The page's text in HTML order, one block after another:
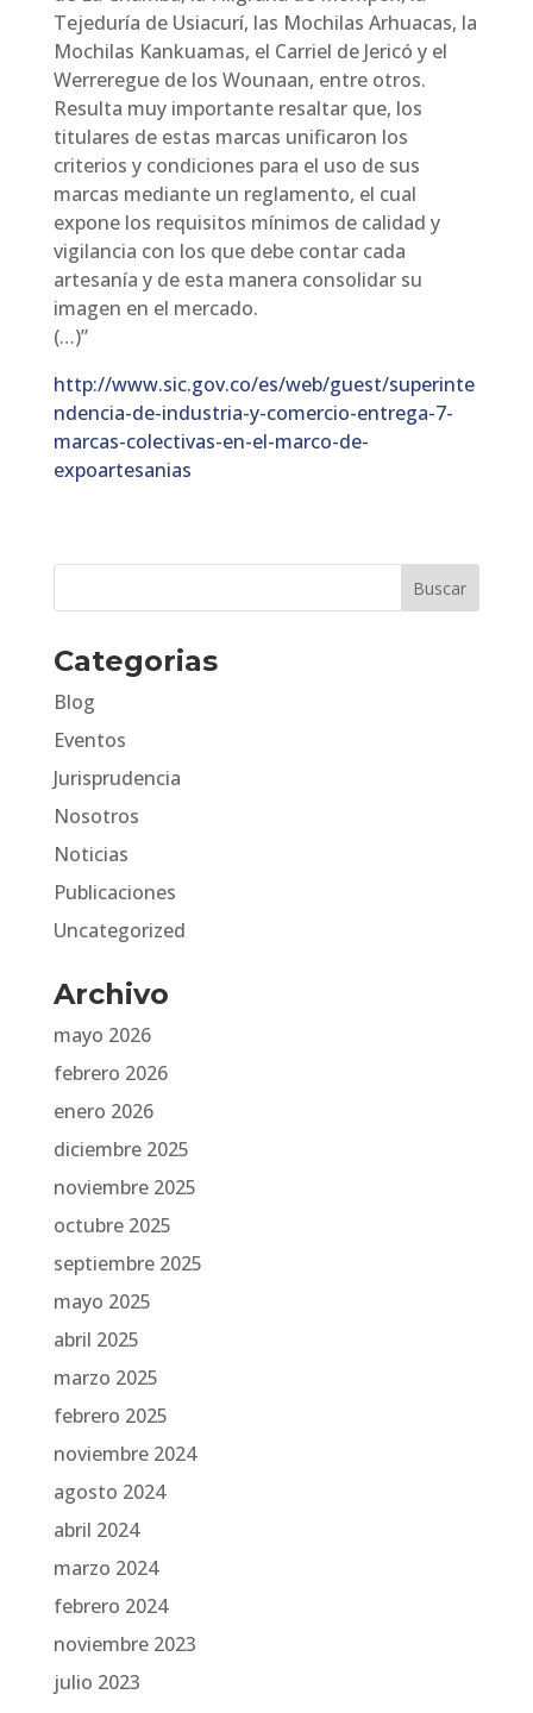
Tejeduría de Usiacurí, las Mochilas Arhuacas, la
Mochilas Kankuamas, el Carriel de Jericó y el
Werreregue de los Wounaan, entre otros.
Resulta muy importante resaltar que, los
titulares de estas marcas unificaron los
criterios y condiciones para el uso de sus
marcas mediante un reglamento, el cual
expone los requisitos mínimos de calidad y
vigilancia con los que debe contar cada
artesanía y de esta manera consolidar su
imagen en el mercado.
(…)”
http://www.sic.gov.co/es/web/guest/superinte
ndencia-de-industria-y-comercio-entrega-7-
marcas-colectivas-en-el-marco-de-
expoartesanias
Categorias
Blog
Eventos
Jurisprudencia
Nosotros
Noticias
Publicaciones
Uncategorized
Archivo
mayo 2026
febrero 2026
enero 2026
diciembre 2025
noviembre 2025
octubre 2025
septiembre 2025
mayo 2025
abril 2025
marzo 2025
febrero 2025
noviembre 2024
agosto 2024
abril 2024
marzo 2024
febrero 2024
noviembre 2023
julio 2023